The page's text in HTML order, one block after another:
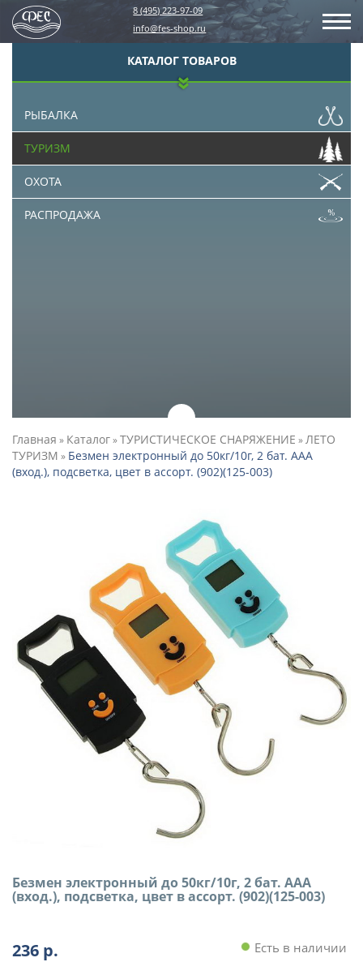
8 (495) 223-97-09
info@fes-shop.ru
КАТАЛОГ ТОВАРОВ
РЫБАЛКА
ТУРИЗМ
ОХОТА
РАСПРОДАЖА
Главная » Каталог»ТУРИСТИЧЕСКОЕ СНАРЯЖЕНИЕ »ЛЕТО
ТУРИЗМ » Безмен электронный до 50кг/10г, 2 бат. ААА
(вход.), подсветка, цвет в ассорт. (902)(125-003)
Безмен электронный до 50кг/10г, 2 бат. ААА
(вход.), подсветка, цвет в ассорт. (902)(125-003)
236 р. Есть в наличии